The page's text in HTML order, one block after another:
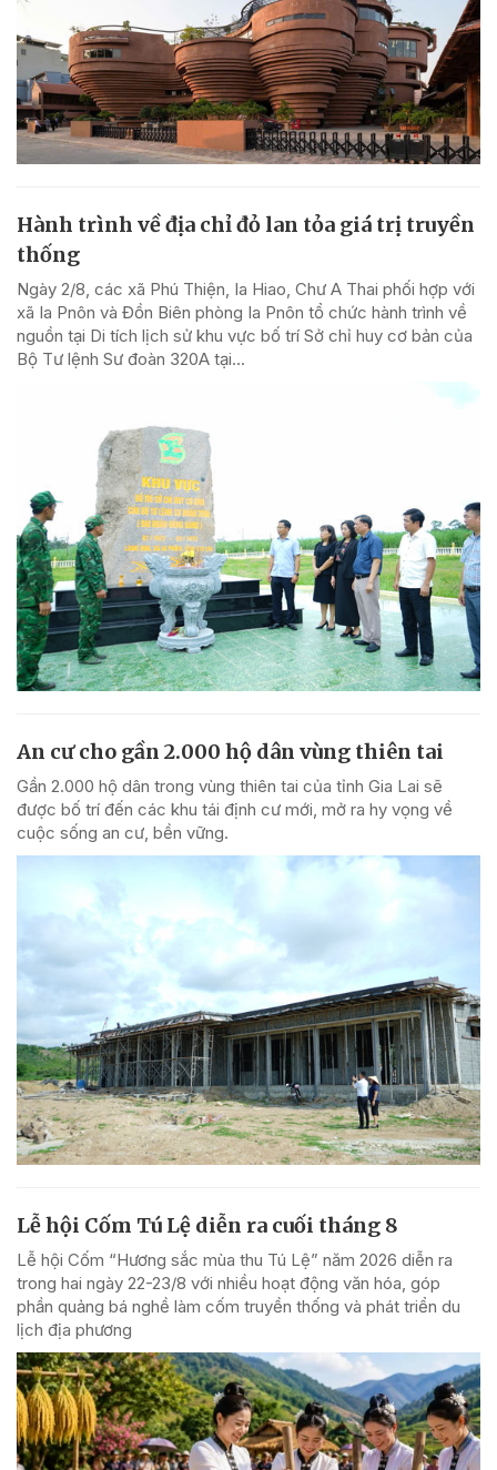
Hành trình về địa chỉ đỏ lan tỏa giá trị truyền
thống
Ngày 2/8, các xã Phú Thiện, Ia Hiao, Chư A Thai phối hợp với
xã Ia Pnôn và Đồn Biên phòng Ia Pnôn tổ chức hành trình về
nguồn tại Di tích lịch sử khu vực bố trí Sở chỉ huy cơ bản của
Bộ Tư lệnh Sư đoàn 320A tại...
An cư cho gần 2.000 hộ dân vùng thiên tai
Gần 2.000 hộ dân trong vùng thiên tai của tỉnh Gia Lai sẽ
được bố trí đến các khu tái định cư mới, mở ra hy vọng về
cuộc sống an cư, bền vững.
Lễ hội Cốm Tú Lệ diễn ra cuối tháng 8
Lễ hội Cốm “Hương sắc mùa thu Tú Lệ” năm 2026 diễn ra
trong hai ngày 22-23/8 với nhiều hoạt động văn hóa, góp
phần quảng bá nghề làm cốm truyền thống và phát triển du
lịch địa phương